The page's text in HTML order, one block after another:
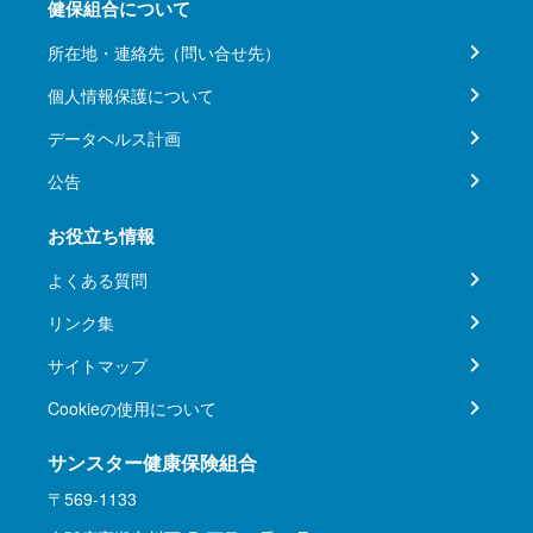
健保組合について
所在地・連絡先（問い合せ先）
個人情報保護について
データヘルス計画
公告
お役立ち情報
よくある質問
リンク集
サイトマップ
Cookieの使用について
サンスター健康保険組合
〒569-1133